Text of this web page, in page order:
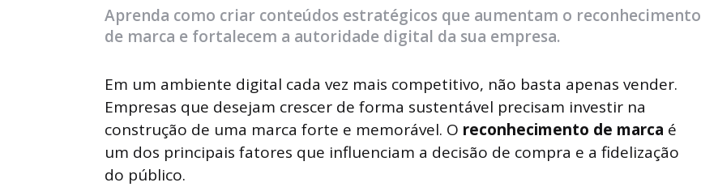
Aprenda como criar conteúdos estratégicos que aumentam o reconhecimento
de marca e fortalecem a autoridade digital da sua empresa.
Em um ambiente digital cada vez mais competitivo, não basta apenas vender.
Empresas que desejam crescer de forma sustentável precisam investir na
construção de uma marca forte e memorável. O reconhecimento de marca é
um dos principais fatores que influenciam a decisão de compra e a fidelização
do público.